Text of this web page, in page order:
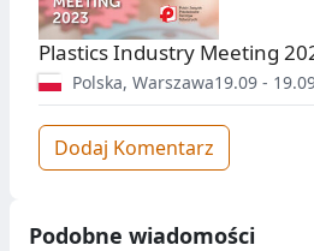
Plastics Industry Meeting
Polska, Warszawa19.09 -
Dodaj Komentarz
Podobne wiadomości